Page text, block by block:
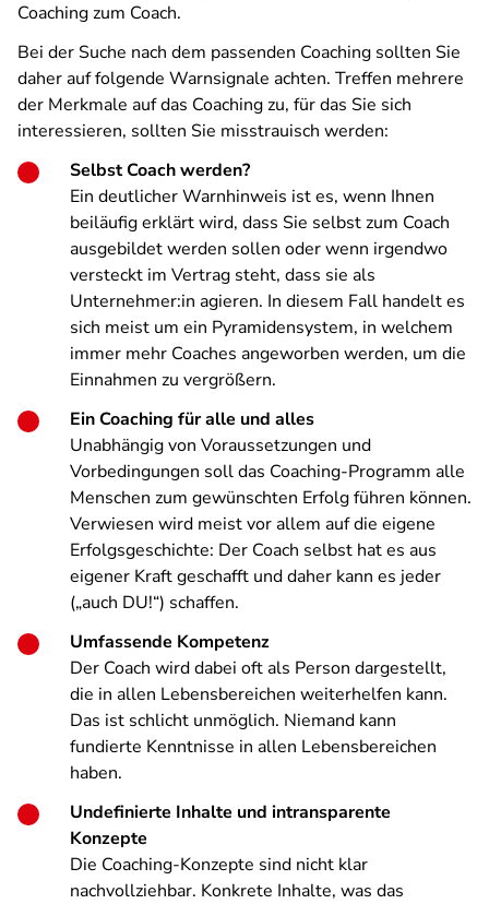
Coaching zum Coach.
Bei der Suche nach dem passenden Coaching sollten Sie
daher auf folgende Warnsignale achten. Treffen mehrere
der Merkmale auf das Coaching zu, für das Sie sich
interessieren, sollten Sie misstrauisch werden:
Selbst Coach werden?
Ein deutlicher Warnhinweis ist es, wenn Ihnen
beiläufig erklärt wird, dass Sie selbst zum Coach
ausgebildet werden sollen oder wenn irgendwo
versteckt im Vertrag steht, dass sie als
Unternehmer:in agieren. In diesem Fall handelt es
sich meist um ein Pyramidensystem, in welchem
immer mehr Coaches angeworben werden, um die
Einnahmen zu vergrößern.
Ein Coaching für alle und alles
Unabhängig von Voraussetzungen und
Vorbedingungen soll das Coaching-Programm alle
Menschen zum gewünschten Erfolg führen können.
Verwiesen wird meist vor allem auf die eigene
Erfolgsgeschichte: Der Coach selbst hat es aus
eigener Kraft geschafft und daher kann es jeder
(„auch DU!“) schaffen.
Umfassende Kompetenz
Der Coach wird dabei oft als Person dargestellt,
die in allen Lebensbereichen weiterhelfen kann.
Das ist schlicht unmöglich. Niemand kann
fundierte Kenntnisse in allen Lebensbereichen
haben.
Undefinierte Inhalte und intransparente
Konzepte
Die Coaching-Konzepte sind nicht klar
nachvollziehbar. Konkrete Inhalte, was das